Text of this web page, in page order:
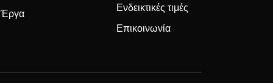
Έργα
Ενδεικτικές τιμές
Επικοινωνία